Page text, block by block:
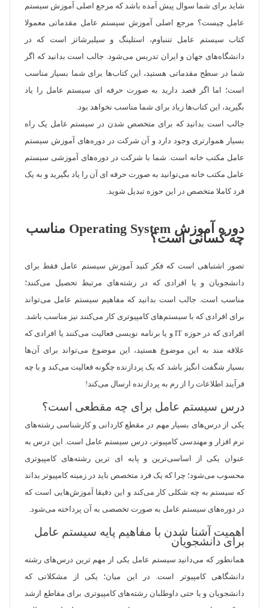
شاید برای شما سوال پیش آمده باشد که مرجع اصلی آموزش سیستم
عامل چیست؟ مرجع اصلی آموزش سیستم عامل مقدماتی معمولا
کتاب سیستم عامل تننباوم، استلینگ و سیلبرشاتز است که در
دانشگاه‌های جهان و ایران تدریس می‌شود. جالب است بدانید که اگر
شما در سطح مقدماتی هستید، این کتاب‌ها برای شما بسیار مناسب
است؛ اما اگر قصد دارید به صورت حرفه ای سیستم عامل را یاد
بگیرید، این کتاب‌ها زیاد برای شما مناسب نخواهد بود.
جالب است بدانید که برای متخصص شدن در سیستم عامل یک راه
بسیار هموارتری وجود دارد و آن شرکت در دوره‌های آموزش سیستم
عامل مکتب خانه است. شما با شرکت در دوره‌های آموزشی سیستم
عامل مکتب خانه می‌توانید به صورت حرفه ای آن را یاد بگیرید و به یک
فرد کاملا متخصص در این حوزه تبدیل شوید.
دوره آموزش Operating System مناسب
چه کسانی است؟
تصور اشتباهی است که فکر کنید آموزش سیستم عامل فقط برای
دانشجویان و یا افرادی که در رشته‌های مرتبط تحصیل می‌کنند؛
مناسب است. جالب است بدانید که مفاهیم سیستم عامل می‌تواند
برای افرادی که با سیستم‌های کامپیوتری کار می‌کنند نیز مناسب باشد.
افرادی که در حوزه IT و یا برنامه نویسی فعالیت می‌کنند یا افرادی که
علاقه مند به این موضوع هستید، این موضوع می‌تواند برای آن‌ها
بسیار شگفت انگیز باشد که یک پردازنده چگونه فعالیت می‌کند و با چه
فرآیند اطلاعات را از رم به پردازنده ارسال می‌کند!
درس سیستم عامل برای چه مقطعی است؟
یکی از درس‌های بسیار مهم در مقطع کاردانی و کارشناسی رشته‌های
نرم افزار و مهندسی کامپیوتر، درس سیستم عامل است. این درس به
عنوان یکی از اساسی‌ترین و پایه ای ترین رشته‌های کامپیوتری
محسوب می‌شود؛ چرا که یک فرد متخصص باید در زمینه کامپیوتر بداند
که سیستم به چه شکلی کار می‌کند و این دقیقا آموزش‌هایی است که
در دوره‌های سیستم عامل به صورت تخصصی به آن پرداخته می‌شود.
اهمیت آشنا شدن با مفاهیم پایه سیستم عامل
برای دانشجویان
همانطور که می‌دانید سیستم عامل یکی از مهم ترین درس‌های رشته
دانشگاهی کامپیوتر است. در این میان؛ یکی از مشکلاتی که
دانشجویان و یا حتی داوطلبان رشته‌های کامپیوتری برای مقاطع ارشد